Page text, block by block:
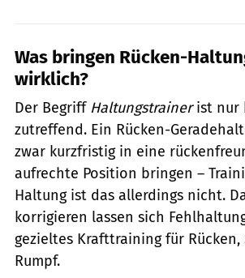
Was bringen Rücken-
wirklich?
Der Begriff Haltungstrainerist nur
zutreffend. Ein Rücken-
zwar kurzfristig in eine
aufrechte Position bringen –
Haltung ist das allerdings nicht.
korrigieren lassen sich
gezieltes Krafttraining für
Rumpf.